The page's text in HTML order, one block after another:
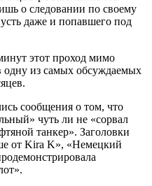
о следовании по своему
даже и попавшего под
этот проход мимо
одну из самых обсуждаемых
сообщения о том, что
чуть ли не «сорвал
танкер». Заголовки
от Kira K», «Немецкий